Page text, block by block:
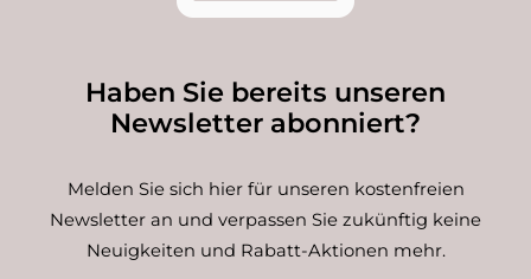
Haben Sie bereits unseren
Newsletter abonniert?
Melden Sie sich hier für unseren kostenfreien
Newsletter an und verpassen Sie zukünftig keine
Neuigkeiten und Rabatt-Aktionen mehr.